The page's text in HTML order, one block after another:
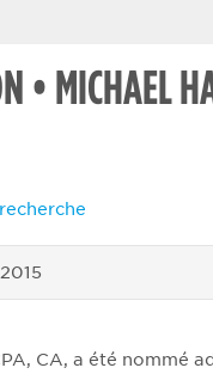
• MICHAEL
CA, a été nommé